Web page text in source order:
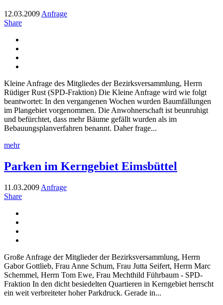
12.03.2009 Anfrage
Share
Kleine Anfrage des Mitgliedes der Bezirksversammlung, Herrn
Rüdiger Rust (SPD-Fraktion) Die Kleine Anfrage wird wie folgt
beantwortet: In den vergangenen Wochen wurden Baumfällungen
im Plangebiet vorgenommen. Die Anwohnerschaft ist beunruhigt
und befürchtet, dass mehr Bäume gefällt wurden als im
Bebauungsplanverfahren benannt. Daher frage...
mehr
Parken im Kerngebiet Eimsbüttel
11.03.2009 Anfrage
Share
Große Anfrage der Mitglieder der Bezirksversammlung, Herrn
Gabor Gottlieb, Frau Anne Schum, Frau Jutta Seifert, Herrn Marc
Schemmel, Herrn Tom Ewe, Frau Mechthild Führbaum - SPD-
Fraktion In den dicht besiedelten Quartieren in Kerngebiet herrscht
ein weit verbreiteter hoher Parkdruck. Gerade in...